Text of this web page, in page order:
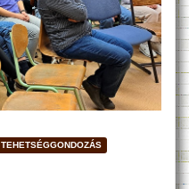
TEHETSÉGGONDOZÁS